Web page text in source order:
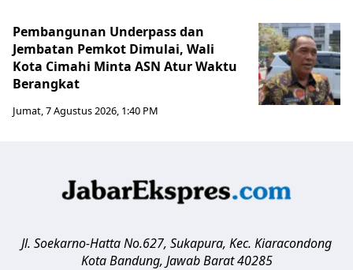
Pembangunan Underpass dan
Jembatan Pemkot Dimulai, Wali
Kota Cimahi Minta ASN Atur Waktu
Berangkat
Jumat, 7 Agustus 2026, 1:40 PM
Jl. Soekarno-Hatta No.627, Sukapura, Kec. Kiaracondong
Kota Bandung, Jawab Barat 40285